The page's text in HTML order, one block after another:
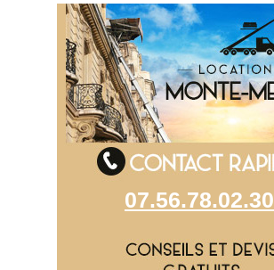
07.56.78.02.30